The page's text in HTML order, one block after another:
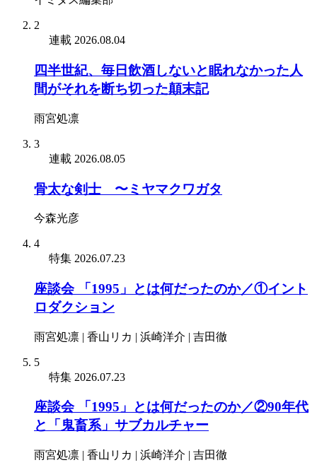
2
連載 2026.08.04
四半世紀、毎日飲酒しないと眠れなかった人
間がそれを断ち切った顛末記
雨宮処凛
3
連載 2026.08.05
骨太な剣士 〜ミヤマクワガタ
今森光彦
4
特集 2026.07.23
座談会 「1995」とは何だったのか／①イント
ロダクション
雨宮処凛 | 香山リカ | 浜崎洋介 | 吉田徹
5
特集 2026.07.23
座談会 「1995」とは何だったのか／②90年代
と「鬼畜系」サブカルチャー
雨宮処凛 | 香山リカ | 浜崎洋介 | 吉田徹